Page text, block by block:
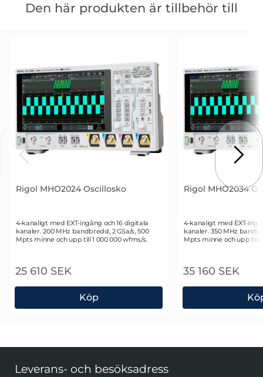
Den här produkten är tillbehör till
Rigol MHO2024 Oscillosko
Art. nr 2802
4-kanaligt med EXT-ingång och 16 digitala
kanaler. 200 MHz bandbredd, 2 GSa/s, 500
Mpts minne och upp till 1 000 000 wfms/s.
25 610 SEK
Köp
Rigol MHO2024 Oscillosko
Rigol MHO2034
Art. nr 2801
4-kanaligt med EXT-
kanaler. 350 MHz
Mpts minne och upp till
35 160 SEK
Rigol
Leverans- och besöksadress